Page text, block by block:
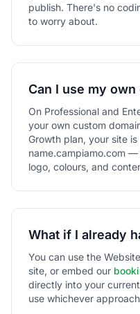
publish. There's no
to worry about.
Can I use my own
On Professional and
your own custom
Growth plan, your site
name.campiamo.com
logo, colours, and
What if I already
You can use the
site, or embed our
directly into your
use whichever